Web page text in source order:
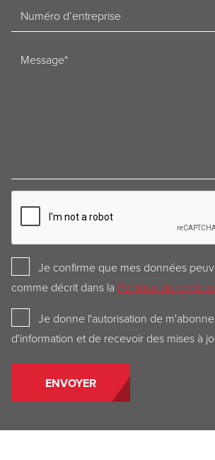
Ondernemingsnummer
Bericht
Privacy
Policy
Je confirme que mes données
comme décrit dans la Politique de
Newsletter
Je donne l'autorisation de
d'information et de recevoir des mises à